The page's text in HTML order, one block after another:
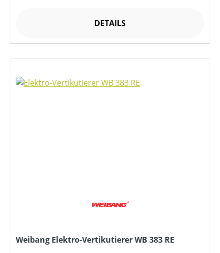
DETAILS
Weibang Elektro-Vertikutierer WB 383 RE